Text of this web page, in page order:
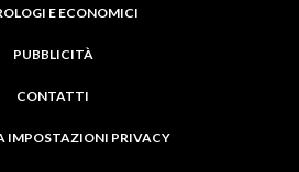
E ECONOMICI
PUBBLICITÀ
CONTATTI
IMPOSTAZIONI PRIVACY